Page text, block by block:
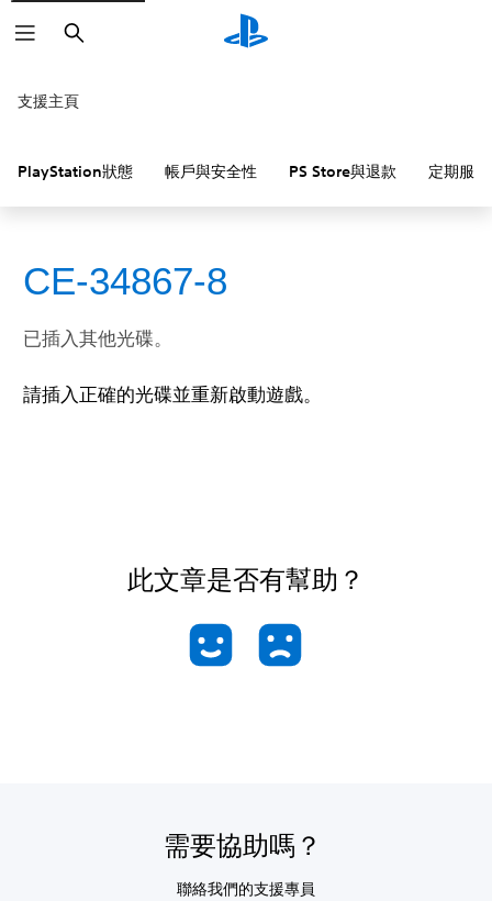
搜
尋
支援主頁
PlayStation狀態 帳戶與安全性 PS Store與退款 定期服務
CE-34867-8
已插入其他光碟。
請插入正確的光碟並重新啟動遊戲。
此文章是否有幫助？
需要協助嗎？
聯絡我們的支援專員